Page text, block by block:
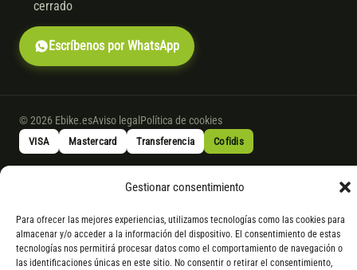
Gestionar consentimiento
Para ofrecer las mejores experiencias, utilizamos tecnologías como las cookies para
almacenar y/o acceder a la información del dispositivo. El consentimiento de estas
tecnologías nos permitirá procesar datos como el comportamiento de navegación o
las identificaciones únicas en este sitio. No consentir o retirar el consentimiento,
cerrado
Escríbenos por WhatsApp
© 2026 Ebike.esAviso legal Política de cookies
VISA Mastercard Transferencia Cofidis
* Financiación instantánea con Cofidis hasta 6.000 € sin intereses.
los detallespor WhatsApp.
* Los modelos con entrega inmediata se envían 24 h laborables tras el